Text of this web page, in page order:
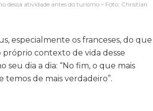
dessa atividade antes do turismo – Foto; Christian
especialmente os franceses, do que
próprio contexto de vida desse
dia a dia: “No fim, o que mais
de mais verdadeiro”.